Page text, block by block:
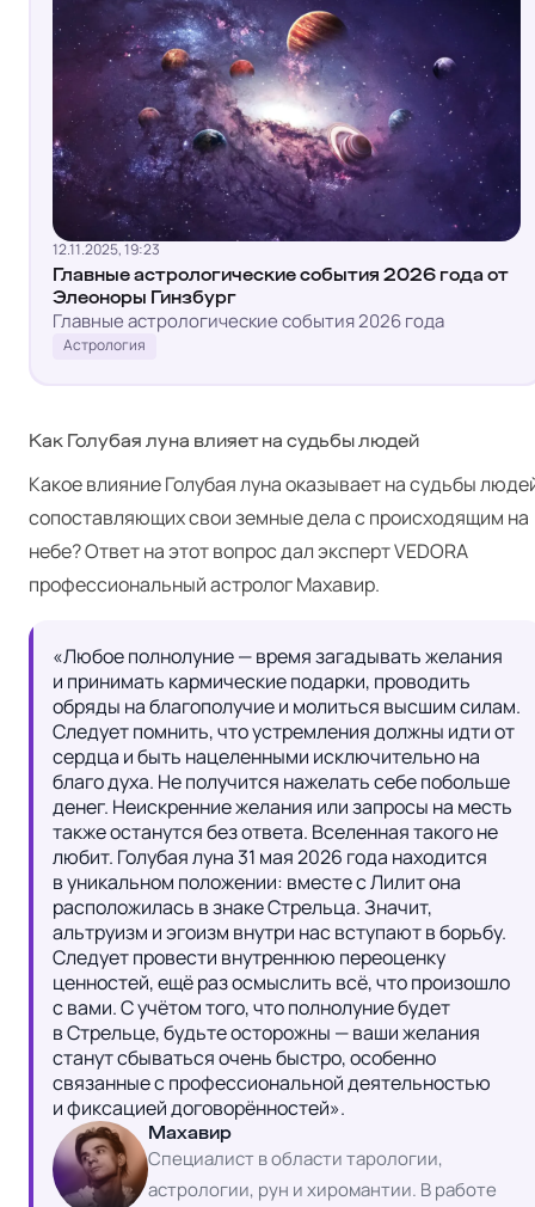
12.11.2025, 19:23
Главные астрологические события 2026 года от
Элеоноры Гинзбург
Главные астрологические события 2026 года
Астрология
Как Голубая луна влияет на судьбы людей
Какое влияние Голубая луна оказывает на судьбы
сопоставляющих свои земные дела с происходящим на
небе? Ответ на этот вопрос далэксперт VEDORA
профессиональныйастролог Махавир.
«Любое полнолуние — время загадывать желания
и принимать кармические подарки, проводить
обряды на благополучие и молиться высшим силам.
Следует помнить, что устремления должны идти от
сердца и быть нацеленными исключительно на
благо духа. Не получится нажелать себе побольше
денег. Неискренние желания или запросы на месть
также останутся без ответа. Вселенная такого не
любит. Голубая луна 31 мая 2026 года находится
в уникальном положении: вместе с Лилит она
расположилась в знаке Стрельца. Значит,
альтруизм и эгоизм внутри нас вступают в борьбу.
Следует провести внутреннюю переоценку
ценностей, ещё раз осмыслить всё, что произошло
с вами. С учётом того, что полнолуние будет
в Стрельце, будьте осторожны — ваши желания
станут сбываться очень быстро, особенно
связанные с профессиональной деятельностью
и фиксацией договорённостей».
Махавир
Специалист в области тарологии,
астрологии, рун и хиромантии. В работе